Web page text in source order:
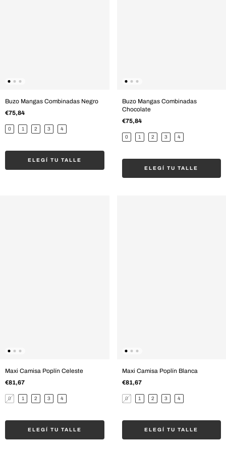
Buzo Mangas Combinadas Negro
€75,84
0 1 2 3 4
ELEGÍ TU TALLE
Buzo Mangas Combinadas
Chocolate
€75,84
0 1 2 3 4
ELEGÍ TU TALLE
Maxi Camisa Poplín Celeste
€81,67
0 1 2 3 4
ELEGÍ TU TALLE
Maxi Camisa Poplín Blanca
€81,67
0 1 2 3 4
ELEGÍ TU TALLE